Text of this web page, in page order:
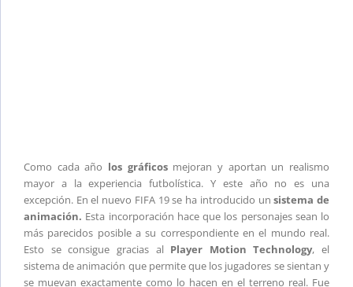
Como cada año los gráficosmejoran y aportan un realismo
mayor a la experiencia futbolística. Y este año no es una
excepción. En el nuevo FIFA 19 se ha introducido unsistema de
animación. Esta incorporación hace que los personajes sean lo
más parecidos posible a su correspondiente en el mundo real.
Esto se consigue gracias al Player Motion Technology, el
sistema de animación que permite que los jugadores se sientan y
se muevan exactamente como lo hacen en el terreno real. Fue